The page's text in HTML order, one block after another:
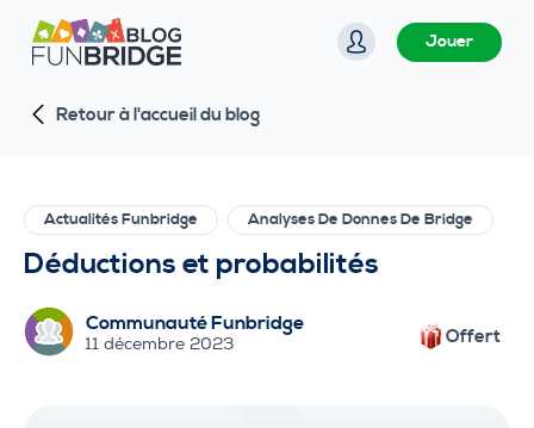
P
a
s
a
c
o
n
Jouer
Retour à l'accueil du blog
Actualités Funbridge Analyses De Donnes De Bridge
Déductions et probabilités
Communauté Funbridge
11 décembre 2023 Offert